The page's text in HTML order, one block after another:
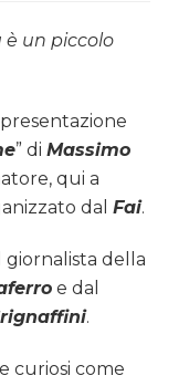
un piccolo
” di Massimo
qui a
dal Fai.
della
e dal
.
curiosi come